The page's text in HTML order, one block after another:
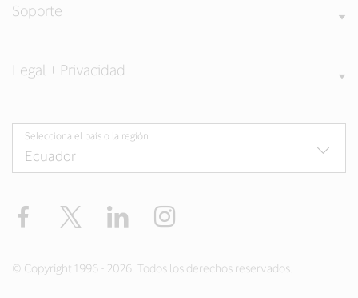
Soporte
Legal + Privacidad
Selecciona el país o la región
Facebook Twitter LinkedIn
© Copyright 1996 - 2026. Todos los derechos reservados.